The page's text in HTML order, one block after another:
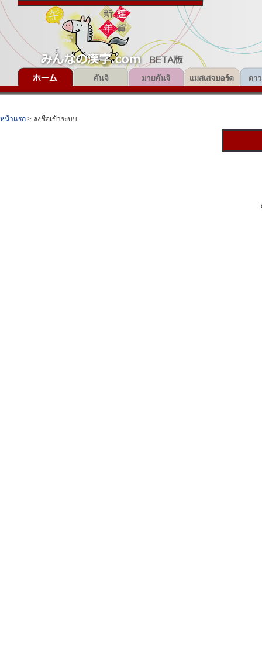
หน้าแรก > ลงชื่อเข้าระบบ